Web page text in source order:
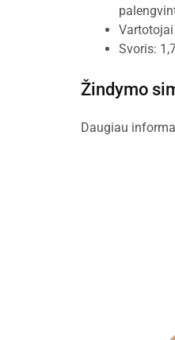
Svoris:
Žindymo
Daugiau